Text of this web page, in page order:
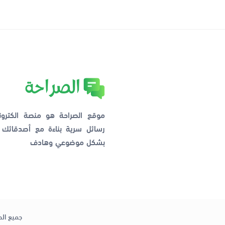
موقع الصراحة هو منصة
رسائل سرية بناءة مع
بشكل موضوعي وهادف
جميع